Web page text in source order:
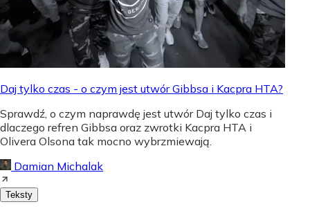
Daj tylko czas - o czym jest utwór Gibbsa i Kacpra HTA?
Sprawdź, o czym naprawdę jest utwór Daj tylko czas i
dlaczego refren Gibbsa oraz zwrotki Kacpra HTA i
Olivera Olsona tak mocno wybrzmiewają.
Damian Michalak
Teksty